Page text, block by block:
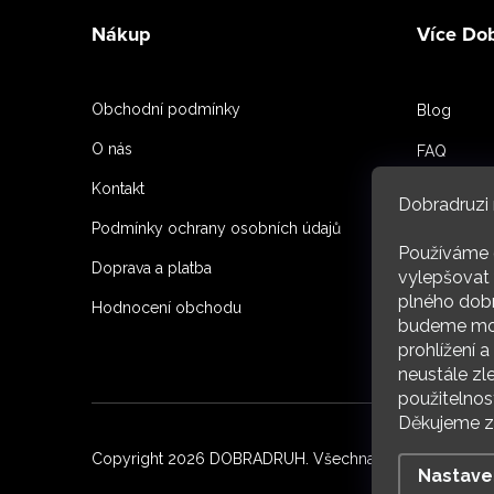
Dobradruzi
vylepšovat
plného
budeme
prohlížení
neustále
Děkujeme
Nákup
Obchodní podmínky
O nás
Kontakt
Podmínky ochrany osobních údajů
Doprava a platba
Hodnocení obchodu
Více
Blog
FAQ
O nás
Copyright 2026 DOBRADRUH . Všechna práva